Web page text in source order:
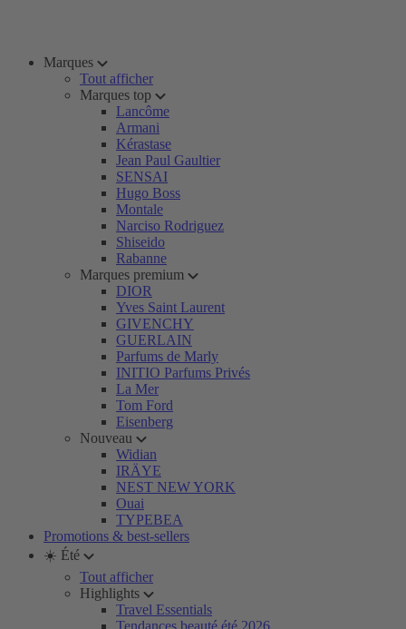
Marques
Tout afficher
Marques top
Lancôme
Armani
Kérastase
Jean Paul Gaultier
SENSAI
Hugo Boss
Montale
Narciso Rodriguez
Shiseido
Rabanne
Marques premium
DIOR
Yves Saint Laurent
GIVENCHY
GUERLAIN
Parfums de Marly
INITIO Parfums Privés
La Mer
Tom Ford
Eisenberg
Nouveau
Widian
IRÄYE
NEST NEW YORK
Ouai
TYPEBEA
Promotions & best-sellers
☀️ Été
Tout afficher
Highlights
Travel Essentials
Tendances beauté été 2026